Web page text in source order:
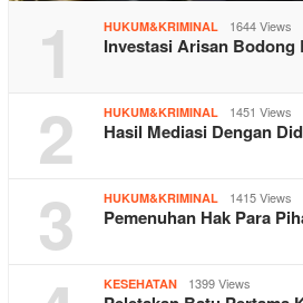
1 HUKUM&KRIMINAL 1644 Views
Investasi Arisan
2 HUKUM&KRIMINAL 1451 Views
Hasil Mediasi Dengan
3 HUKUM&KRIMINAL 1415 Views
Pemenuhan Hak Para
KESEHATAN 1399 Views